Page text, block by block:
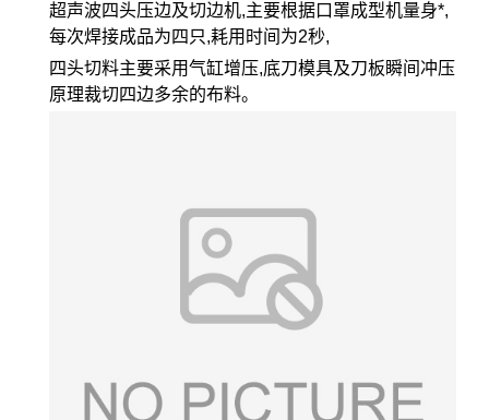
超声波四头压边及切边机,主要根据口罩成型机量身*,
每次焊接成品为四只,耗用时间为2秒,
四头切料主要采用气缸增压,底刀模具及刀板瞬间冲压
原理裁切四边多余的布料。